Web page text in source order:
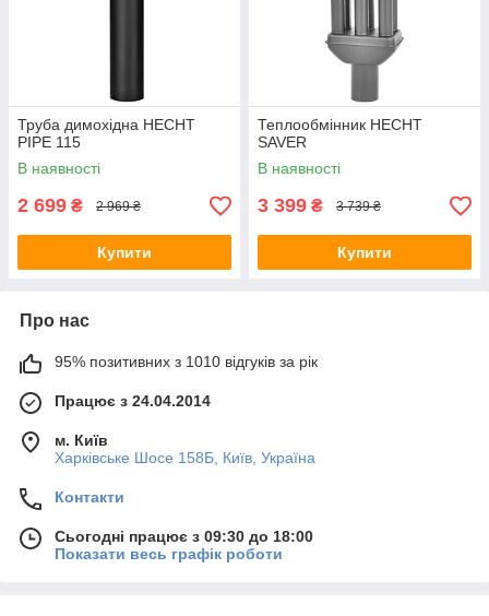
Труба димохідна HECHT
PIPE 115
В наявності
2 699 ₴ 2 969 ₴
Купити
Теплообмінник HECHT
SAVER
В наявності
3 399 ₴ 3 739 ₴
Купити
Про нас
95% позитивних з 1010 відгуків за рік
Працює з 24.04.2014
м. Київ
Харківське Шосе 158Б, Київ, Україна
Контакти
Сьогодні працює з 09:30 до 18:00
Показати весь графік роботи